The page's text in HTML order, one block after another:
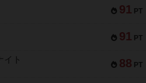
91 PT
91 PT
88 PT
ト